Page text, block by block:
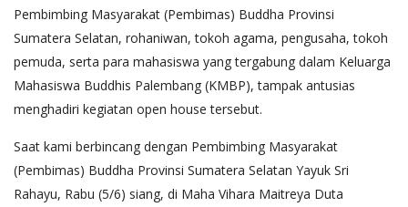
Pembimbing Masyarakat (Pembimas) Buddha Provinsi
Sumatera Selatan, rohaniwan, tokoh agama, pengusaha, tokoh
pemuda, serta para mahasiswa yang tergabung dalam Keluarga
Mahasiswa Buddhis Palembang (KMBP), tampak antusias
menghadiri kegiatan open house tersebut.
Saat kami berbincang dengan Pembimbing Masyarakat
(Pembimas) Buddha Provinsi Sumatera Selatan Yayuk Sri
Rahayu, Rabu (5/6) siang, di Maha Vihara Maitreya Duta